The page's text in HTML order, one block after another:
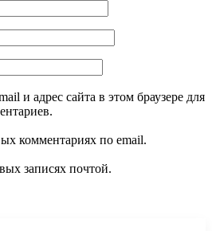
и адрес сайта в этом браузере для
комментариях по email.
записях почтой.